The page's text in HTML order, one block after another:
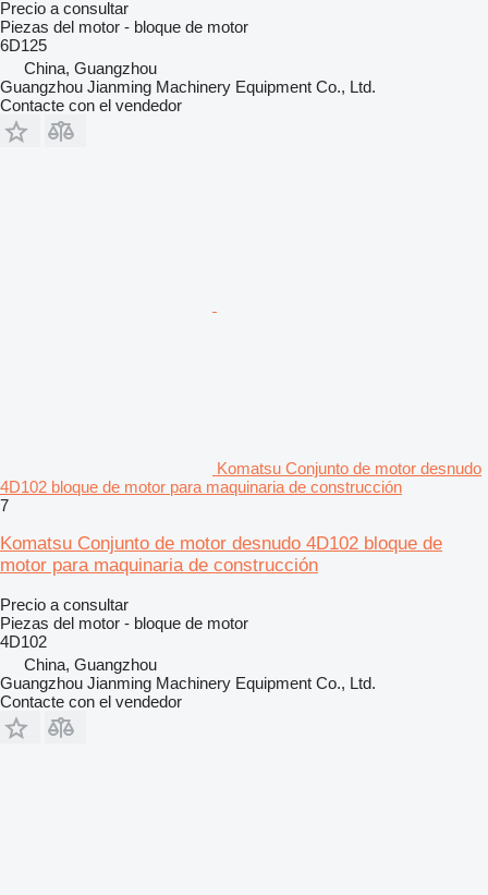
Precio a consultar
Piezas del motor - bloque de motor
6D125
China, Guangzhou
Guangzhou Jianming Machinery Equipment Co., Ltd.
Contacte con el vendedor
Komatsu Conjunto de motor desnudo
4D102 bloque de motor para maquinaria de construcción
7
Komatsu Conjunto de motor desnudo 4D102 bloque de
motor para maquinaria de construcción
Precio a consultar
Piezas del motor - bloque de motor
4D102
China, Guangzhou
Guangzhou Jianming Machinery Equipment Co., Ltd.
Contacte con el vendedor